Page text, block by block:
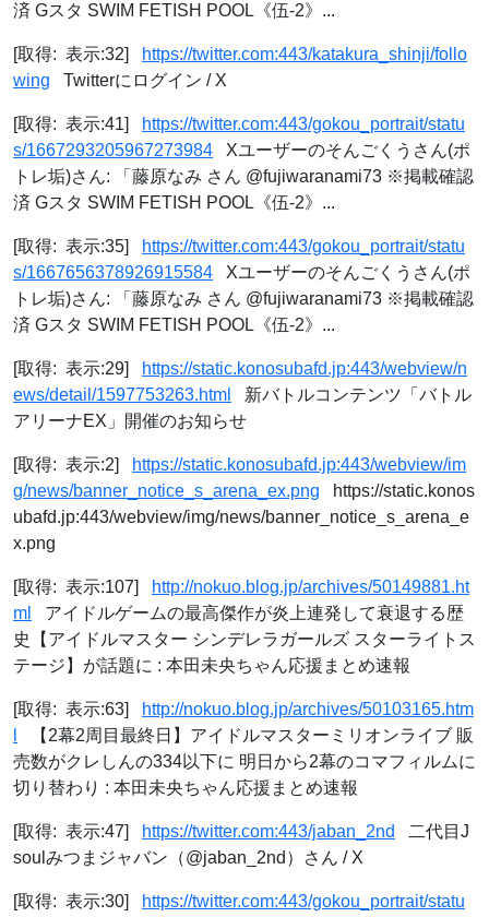
済 Gスタ SWIM FETISH POOL《伍-2》...
[取得: 表示:32]
https://twitter.com:443/katakura_shinji/follo
wing Twitterにログイン / X
[取得: 表示:41]
https://twitter.com:443/gokou_portrait/statu
s/1667293205967273984 Xユーザーのそんごくうさん(ポ
トレ垢)さん: 「藤原なみ さん @fujiwaranami73 ※掲載確認
済 Gスタ SWIM FETISH POOL《伍-2》...
[取得: 表示:35]
https://twitter.com:443/gokou_portrait/statu
s/1667656378926915584 Xユーザーのそんごくうさん(ポ
トレ垢)さん: 「藤原なみ さん @fujiwaranami73 ※掲載確認
済 Gスタ SWIM FETISH POOL《伍-2》...
[取得: 表示:29]
https://static.konosubafd.jp:443/webview/n
ews/detail/1597753263.html
新バトルコンテンツ「バトル
アリーナEX」開催のお知らせ
[取得: 表示:2]
https://static.konosubafd.jp:443/webview/im
g/news/banner_notice_s_arena_ex.png https://static.konos
ubafd.jp:443/webview/img/news/banner_notice_s_arena_e
x.png
[取得: 表示:107]
http://nokuo.blog.jp/archives/50149881.ht
ml
アイドルゲームの最高傑作が炎上連発して衰退する歴
史【アイドルマスター シンデレラガールズ スターライトス
テージ】が話題に : 本田未央ちゃん応援まとめ速報
[取得: 表示:63]
http://nokuo.blog.jp/archives/50103165.htm
【2幕2周目最終日】アイドルマスターミリオンライブ 販
売数がクレしんの334以下に 明日から2幕のコマフィルムに
切り替わり : 本田未央ちゃん応援まとめ速報
[取得: 表示:47] https://twitter.com:443/jaban_2nd
二代目J
soulみつまジャバン（@jaban_2nd）さん / X
[取得: 表示:30]
https://twitter.com:443/gokou_portrait/statu